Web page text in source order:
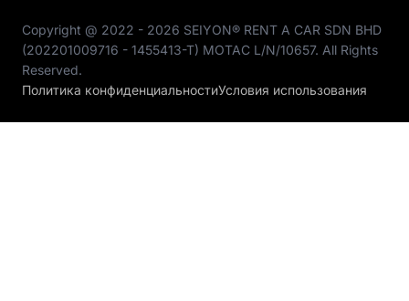
Copyright @ 2022 - 2026 SEIYON® RENT A CAR SDN BHD
(202201009716 - 1455413-T) MOTAC L/N/10657. All Rights
Reserved.
Политика конфиденциальностиУсловия использования